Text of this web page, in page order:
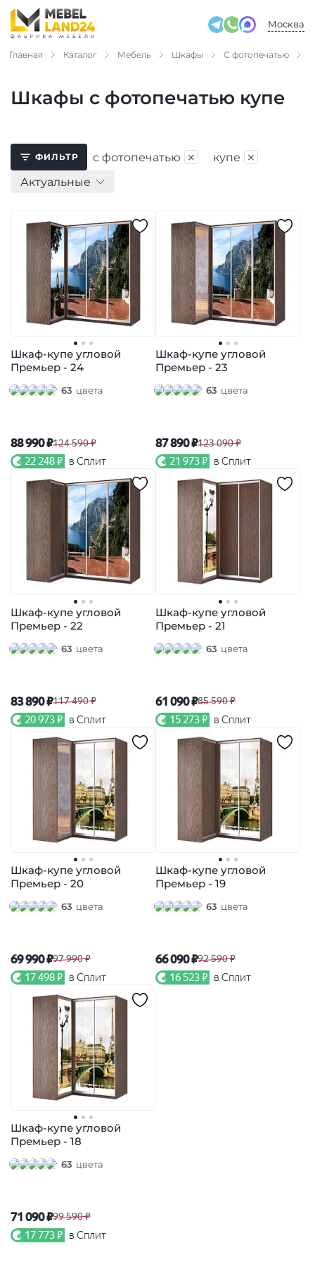
Москва
Главная Каталог Мебель Шкафы С фотопечатью
Шкафы с фотопечатью купе
ФИЛЬТР с фотопечатью × купе ×
Актуальные
Шкаф-купе угловой
Премьер - 24
63 цвета
88 990 ₽124 590 ₽
22 248 ₽ в Сплит
Шкаф-купе угловой
Премьер - 23
63 цвета
87 890 ₽123 090 ₽
21 973 ₽ в Сплит
Шкаф-купе угловой
Премьер - 22
63 цвета
83 890 ₽117 490 ₽
20 973 ₽ в Сплит
Шкаф-купе угловой
Премьер - 21
63 цвета
61 090 ₽85 590 ₽
15 273 ₽ в Сплит
Шкаф-купе угловой
Премьер - 20
63 цвета
69 990 ₽97 990 ₽
17 498 ₽ в Сплит
Шкаф-купе угловой
Премьер - 19
63 цвета
66 090 ₽92 590 ₽
16 523 ₽ в Сплит
Шкаф-купе угловой
Премьер - 18
63 цвета
71 090 ₽99 590 ₽
17 773 ₽ в Сплит